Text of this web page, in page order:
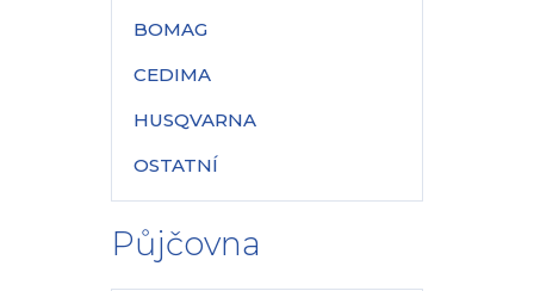
BOMAG
CEDIMA
HUSQVARNA
OSTATNÍ
Půjčovna